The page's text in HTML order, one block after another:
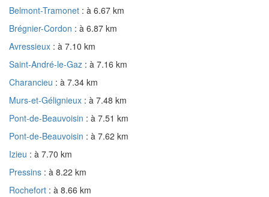
Belmont-Tramonet : à 6.67 km
Brégnier-Cordon : à 6.87 km
Avressieux : à 7.10 km
Saint-André-le-Gaz : à 7.16 km
Charancieu : à 7.34 km
Murs-et-Gélignieux : à 7.48 km
Pont-de-Beauvoisin : à 7.51 km
Pont-de-Beauvoisin : à 7.62 km
Izieu : à 7.70 km
Pressins : à 8.22 km
Rochefort : à 8.66 km